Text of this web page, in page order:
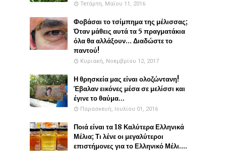
Τετάρτη, Μαΐου 11, 2016
Φοβάσαι το τσίμπημα της μέλισσας;
Όταν μάθεις αυτά τα 5 πραγματάκια
όλα θα αλλάξουν... Διαδώστε το
παντού!
Κυριακή, Νοεμβρίου 12, 2017
Η θρησκεία μας είναι ολοζώντανη!
Έβαλαν εικόνες μέσα σε μελίσσι και
έγινε το θαύμα...
Παρασκευή, Ιουλίου 01, 2016
Ποιά είναι τα 18 Καλύτερα Ελληνικά
Μέλια; Τι λένε οι μεγαλύτεροι
επιστήμονες για το Ελληνικό Μέλι....